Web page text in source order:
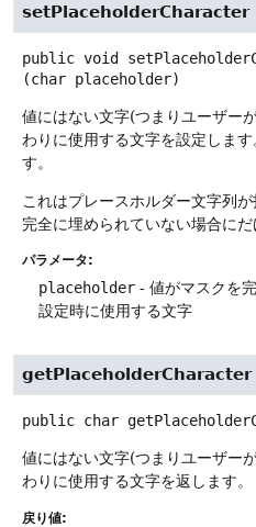
setPlaceholderCharacter
public void
(char placeholder)
値にはない文字(つまりユーザー
わりに使用する文字を設定します
す。
これはプレースホルダー文字列
完全に埋められていない場合にだ
パラメータ:
placeholder - 値がマスクを
設定時に使用する文字
getPlaceholderCharacter
public char
値にはない文字(つまりユーザー
わりに使用する文字を返します。
戻り値: